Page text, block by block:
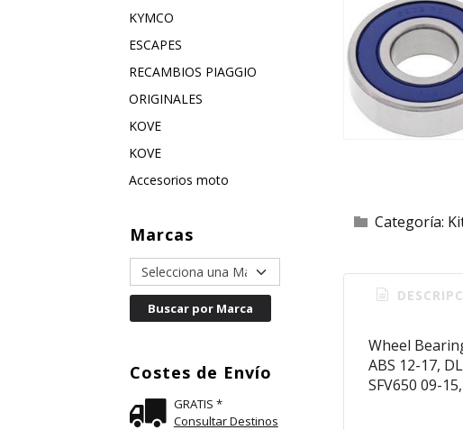
KYMCO
ESCAPES
RECAMBIOS PIAGGIO
ORIGINALES
KOVE
KOVE
Accesorios moto
Marcas
Costes de Envío
GRATIS *
Consultar Destinos
Categoría:
Wheel
ABS 12-17,
SFV650 09-